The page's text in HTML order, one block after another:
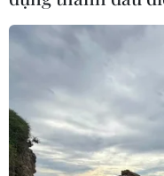
Dịch COVID-
phép thêm
06/02/2021 02:34
Trong thư gửi Chủ tịch